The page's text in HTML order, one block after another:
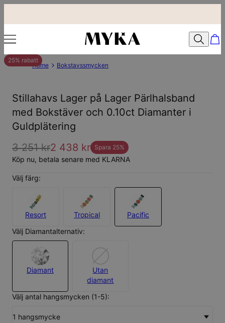
25% rabatt
Home Bokstavssmycken
Stillahavs Lager på Lager Pärlhalsband
med Bokstäver och 0.10ct Diamanter i
Guldplätering
3 251 kr2 438 kr Spara 25%
Köp nu, betala senare med KLARNA
Välj färg:
Resort Tropical
Pacific
Välj Diamantalternativ:
Diamant
Utan
diamant
Välj antal hangsmycken (1-5):
1 hangsmycke